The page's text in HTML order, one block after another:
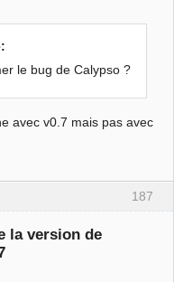
le bug de Calypso ?
avec v0.7 mais pas avec
187
la version de